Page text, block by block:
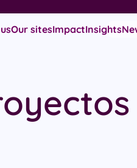
Our sitesImpactInsights